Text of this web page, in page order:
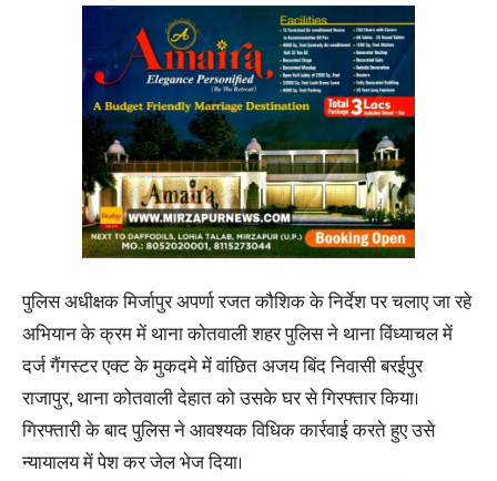
पुलिस अधीक्षक मिर्जापुर अपर्णा रजत कौशिक के निर्देश पर चलाए जा रहे
अभियान के क्रम में थाना कोतवाली शहर पुलिस ने थाना विंध्याचल में
दर्ज गैंगस्टर एक्ट के मुकदमे में वांछित अजय बिंद निवासी बरईपुर
राजापुर, थाना कोतवाली देहात को उसके घर से गिरफ्तार किया।
गिरफ्तारी के बाद पुलिस ने आवश्यक विधिक कार्रवाई करते हुए उसे
न्यायालय में पेश कर जेल भेज दिया।